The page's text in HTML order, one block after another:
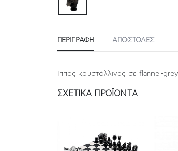
ΠΕΡΙΓΡΑΦΉ ΑΠΟΣΤΟΛΕΣ
Ίππος κρυστάλλινος σε flannel-
ΣΧΕΤΙΚΆ ΠΡΟΪΌΝΤΑ